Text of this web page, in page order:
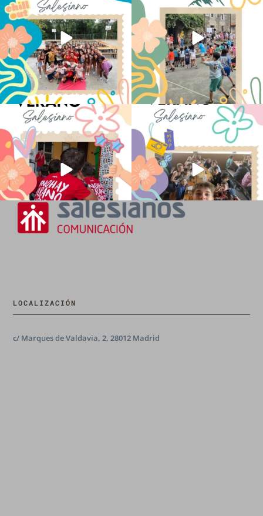
145 2 95 0
No hay verano sin que sea Salesiano ❤️
💫 en Luz 4
...
0
viviendo la alegría en el campamento
...
2
LOCALIZACIÓN
c/ Marques de Valdavia, 2, 28012 Madrid